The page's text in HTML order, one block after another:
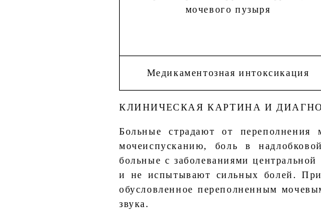
мочевого пузыря
Медикаментозная интоксикация
КЛИНИЧЕСКАЯ КАРТИНА И
Больные страдают от
мочеиспусканию, боль в
больные с заболеваниями
и не испытывают сильных болей. При
обусловленное переполненным
звука.